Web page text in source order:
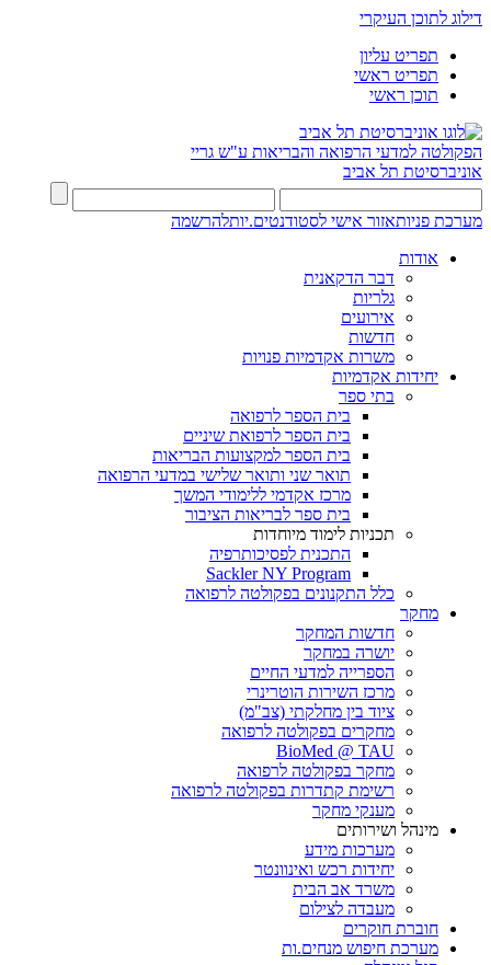
דילוג לתוכן העיקרי
תפריט עליון
תפריט ראשי
תוכן ראשי
הפקולטה למדעי הרפואה והבריאות ע"ש גריי
אוניברסיטת תל אביב
מערכת פניותאזור אישי לסטודנטים.יותלהרשמה
אודות
דבר הדקאנית
גלריות
אירועים
חדשות
משרות אקדמיות פנויות
יחידות אקדמיות
בתי ספר
בית הספר לרפואה
בית הספר לרפואת שיניים
בית הספר למקצועות הבריאות
תואר שני ותואר שלישי במדעי הרפואה
מרכז אקדמי ללימודי המשך
בית ספר לבריאות הציבור
תכניות לימוד מיוחדות
התכנית לפסיכותרפיה
Sackler NY Program
כלל התקנונים בפקולטה לרפואה
מחקר
חדשות המחקר
יושרה במחקר
הספרייה למדעי החיים
מרכז השירות הוטרינרי
ציוד בין מחלקתי (צב"מ)
מחקרים בפקולטה לרפואה
BioMed @ TAU
מחקר בפקולטה לרפואה
רשימת קתדרות בפקולטה לרפואה
מענקי מחקר
מינהל ושירותים
מערכות מידע
יחידות רכש ואינוונטר
משרד אב הבית
מעבדה לצילום
חוברת חוקרים
מערכת חיפוש מנחים.ות